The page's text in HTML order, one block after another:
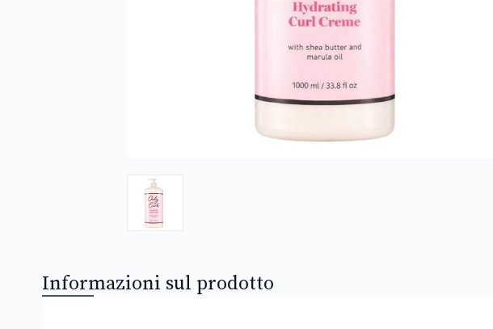
Informazioni sul prodotto